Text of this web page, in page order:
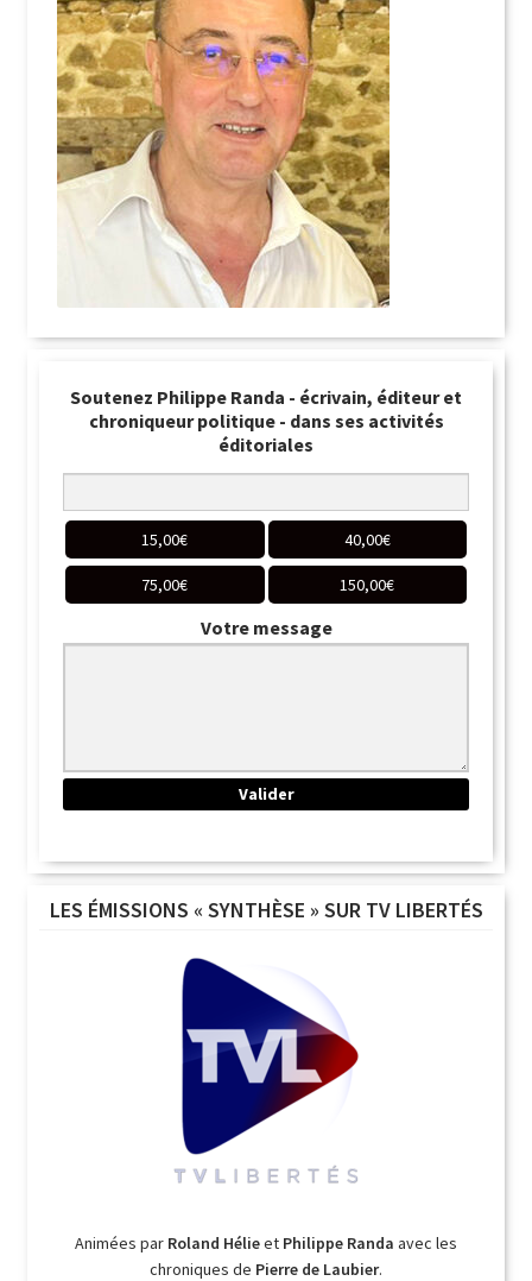
Soutenez Philippe Randa - écrivain, éditeur et
chroniqueur politique - dans ses activités
éditoriales
15,00€ 40,00€
75,00€ 150,00€
Votre message
LES ÉMISSIONS « SYNTHÈSE » SUR TV LIBERTÉS
Animées par Roland Hélieet Philippe Randa avec les
chroniques de Pierre de Laubier.